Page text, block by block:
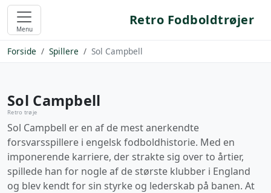
Menu
Retro Fodboldtrøjer
Forside Spillere Sol Campbell
Sol Campbell
Retro trøje
Sol Campbell er en af de mest anerkendte
forsvarsspillere i engelsk fodboldhistorie. Med en
imponerende karriere, der strakte sig over to årtier,
spillede han for nogle af de største klubber i England
og blev kendt for sin styrke og lederskab på banen. At